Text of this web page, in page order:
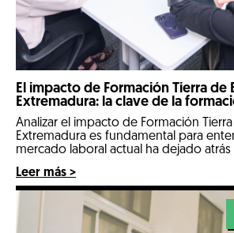
El impacto de Formación Tierra de
Extremadura: la clave de la
reales
Analizar el impacto de Formación
Extremadura es fundamental para
mercado laboral actual ha dejado
que un expediente puramente teórico
de las mejores empresas. Llegados a
encontramos en un escenario
por la digitalización de la industria y […]
Leer más >